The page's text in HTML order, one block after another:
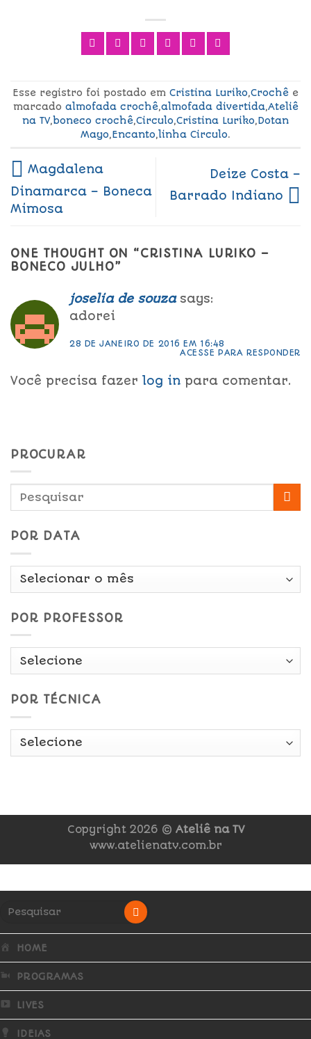
Esse registro foi postado em Cristina Luriko,Crochê e
marcado almofada crochê,almofada divertida,Ateliê
na TV,boneco crochê,Circulo,Cristina Luriko,Dotan
Mayo,Encanto,linha Circulo.
Magdalena
Dinamarca – Boneca
Mimosa
Deize Costa –
Barrado Indiano
ONE THOUGHT ON “CRISTINA LURIKO –
BONECO JULHO”
joselia de souza says:
adorei
28 DE JANEIRO DE 2016 EM 16:48
ACESSE PARA RESPONDER
Você precisa fazer log in para comentar.
PROCURAR
POR DATA
Por
POR PROFESSOR
POR TÉCNICA
Copyright 2026 © Ateliê na TV
www.atelienatv.com.br
HOME
PROGRAMAS
LIVES
IDEIAS